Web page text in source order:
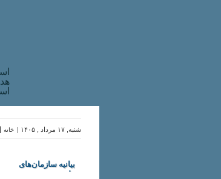
خانه شنبه, ۱۷ مرداد , ۱۴۰۵ |
بیانیه سازمان‌های
ملی